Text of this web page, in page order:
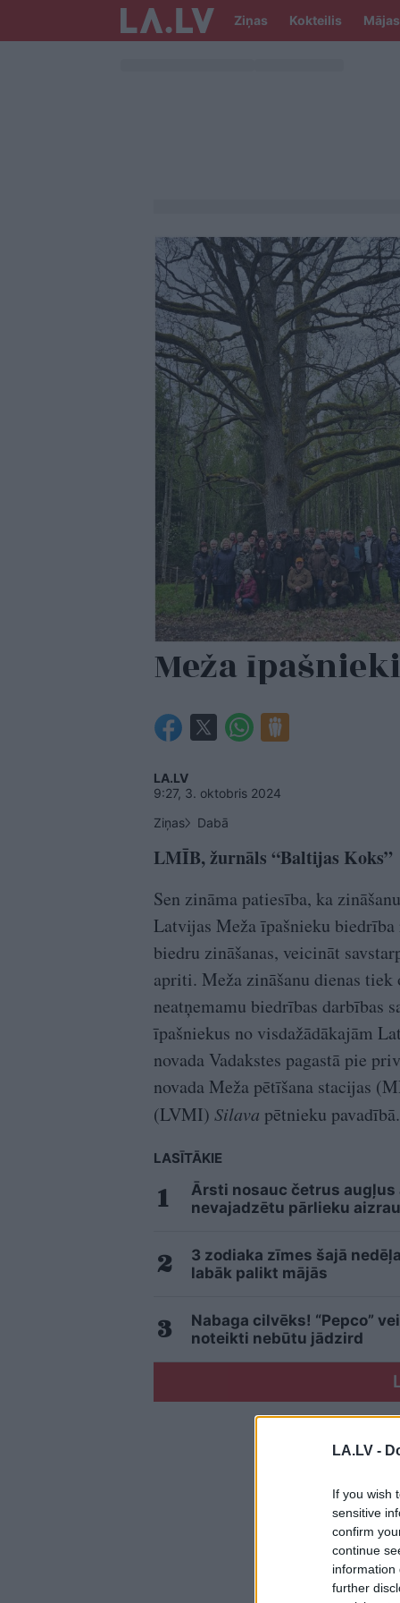
LA.LV -
If you wish
sensitive
confirm
continue
information
further
Ziņas Kokteilis Mājas
Meža
LA.LV
9:27, 3. oktobris 2024
Ziņas
Dabā
LMĪB,žurnāls “Baltijas Koks”
Sen zināma patiesība, ka
Latvijas Meža īpašnieku
biedru zināšanas, veicināt
apriti. Meža zināšanu dienas
neatņemamu biedrības darbības
īpašniekus no visdažādākajām
novada Vadakstes pagastā pie
novada Meža pētīšana stacijas
(LVMI) Silava pētnieku pavadībā.
LASĪTĀKIE
Ārsti nosauc četrus augļus
nevajadzētu pārlieku
3 zodiaka zīmes šajā
labāk palikt mājās
Nabaga cilvēks! “Pepco”
noteikti nebūtu jādzird